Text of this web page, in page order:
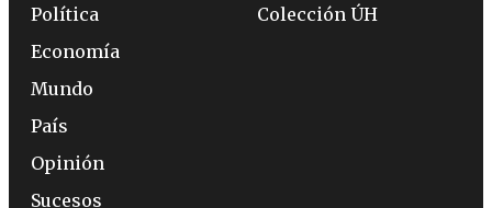
Política
Economía
Mundo
País
Opinión
Sucesos
Colección ÚH